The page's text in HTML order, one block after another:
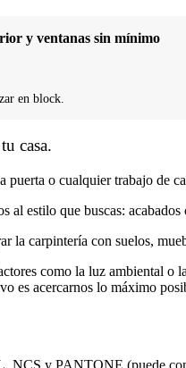
y ventanas sin mínimo
en block.
casa.
puerta o cualquier trabajo de
al estilo que buscas:
la carpintería con suelos,
como la luz ambiental
es acercarnos lo máximo